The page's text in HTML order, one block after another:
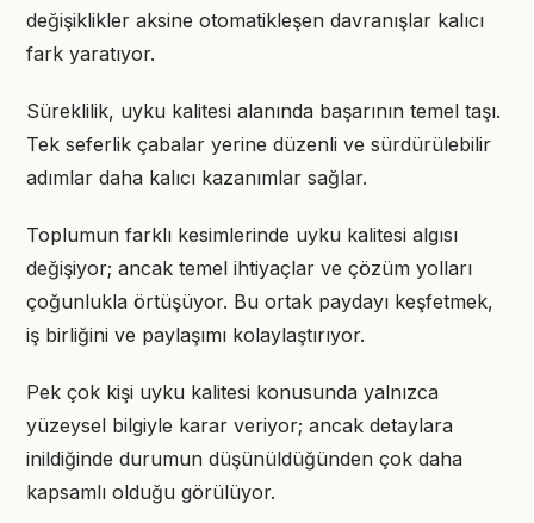
değişiklikler aksine otomatikleşen davranışlar kalıcı
fark yaratıyor.
Süreklilik, uyku kalitesi alanında başarının temel taşı.
Tek seferlik çabalar yerine düzenli ve sürdürülebilir
adımlar daha kalıcı kazanımlar sağlar.
Toplumun farklı kesimlerinde uyku kalitesi algısı
değişiyor; ancak temel ihtiyaçlar ve çözüm yolları
çoğunlukla örtüşüyor. Bu ortak paydayı keşfetmek,
iş birliğini ve paylaşımı kolaylaştırıyor.
Pek çok kişi uyku kalitesi konusunda yalnızca
yüzeysel bilgiyle karar veriyor; ancak detaylara
inildiğinde durumun düşünüldüğünden çok daha
kapsamlı olduğu görülüyor.